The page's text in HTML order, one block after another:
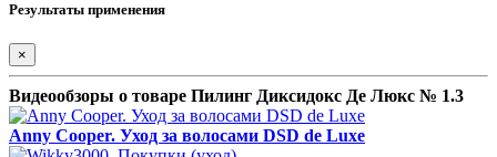
Результаты применения
×
Видеообзоры о товаре Пилинг Диксидокс Де Люкс № 1.3
Anny Cooper. Уход за волосами DSD de Luxe